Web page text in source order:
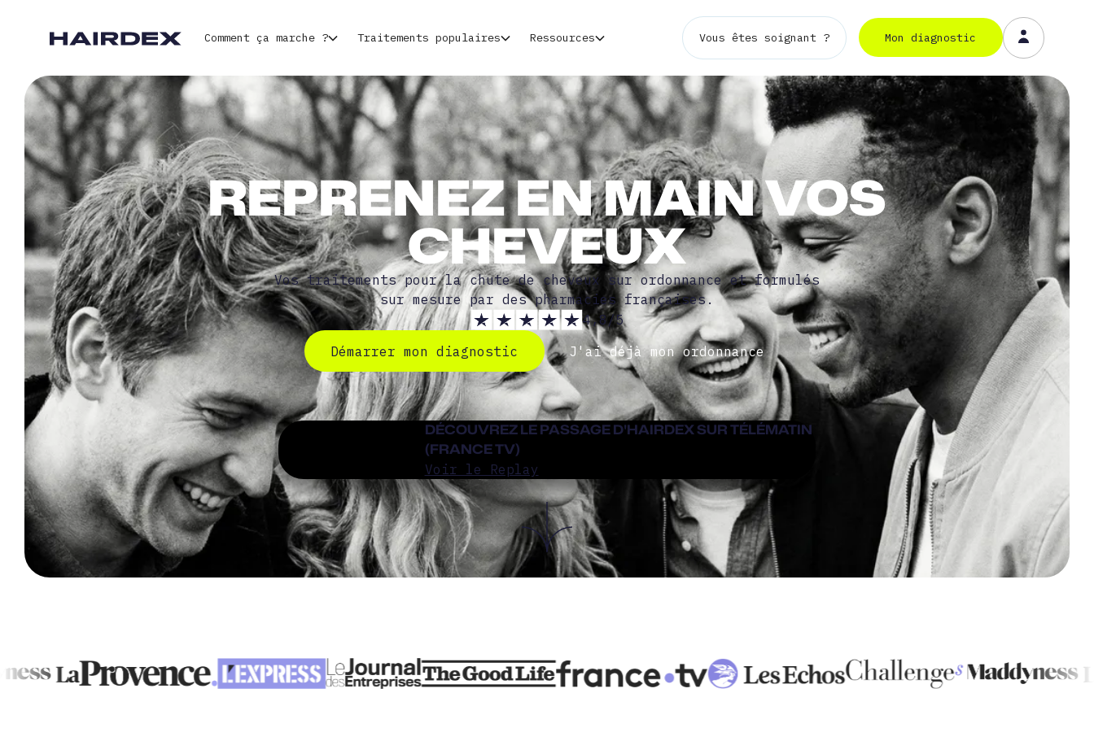
Comment ça marche ? Traitements populaires Ressources Vous êtes soignant ? Mon diagnostic
Mon diagnostic
REPRENEZ EN MAIN VOS
CHEVEUX
Vos traitements pour la chute de cheveux sur ordonnance et formulés
sur mesure par des pharmacies françaises.
4,8/5
Démarrer mon diagnostic
Démarrer mon diagnostic
J'ai déjà mon ordonnance
J'ai déjà mon ordonnance
DÉCOUVREZ LE PASSAGE D'HAIRDEX SUR TÉLÉMATIN
(FRANCE TV)
Voir le Replay